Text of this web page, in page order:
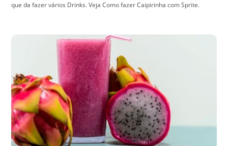
que da fazer vários Drinks. Veja Como fazer Caipirinha com Sprite.